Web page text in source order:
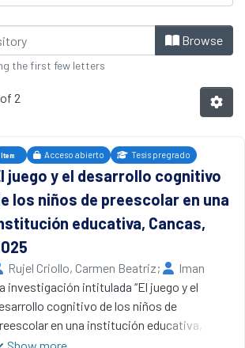
especialidadBrowse
the first few letters
2
Item Acceso abierto Tesis pregrado
juego y el desarrollo cognitivo
los niños de preescolar en una
educativa, Cancas,
Rujel Criollo, Carmen Beatriz;
Iman
Gloria Elizabeth ,
2025
Nacional de Tumbes
investigación intitulada “El juego y el
cognitivo de los niños de
en una institución educativa,
2025”, tuvo como objetivo general